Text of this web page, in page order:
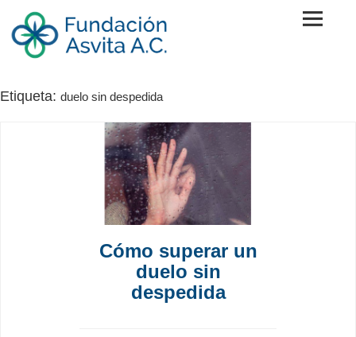
content
Etiqueta: duelo sin despedida
Cómo superar un
duelo sin
despedida